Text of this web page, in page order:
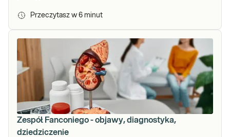
Przeczytasz w 6 minut
Zespół Fanconiego - objawy, diagnostyka,
dziedziczenie